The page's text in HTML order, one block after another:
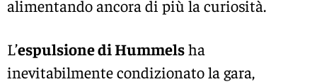
alimentando ancora di più la curiosità.
L’espulsione di Hummelsha
inevitabilmente condizionato la gara,